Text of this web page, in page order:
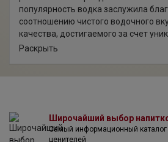
популярность водка заслужила
соотношению чистого водочного
качества, достигаемого за счет
очистки. Это правильная водка для
Раскрыть
Широчайший выбор
Самый информационный каталог
ценителей